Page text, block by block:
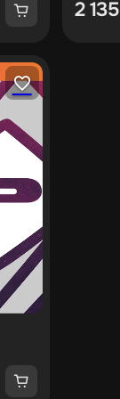
2 135